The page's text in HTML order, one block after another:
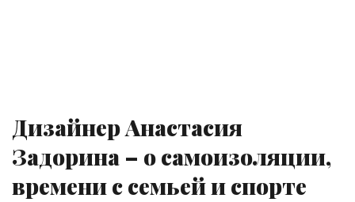
Дизайнер Анастасия
Задорина – о самоизоляции,
времени с семьей и спорте